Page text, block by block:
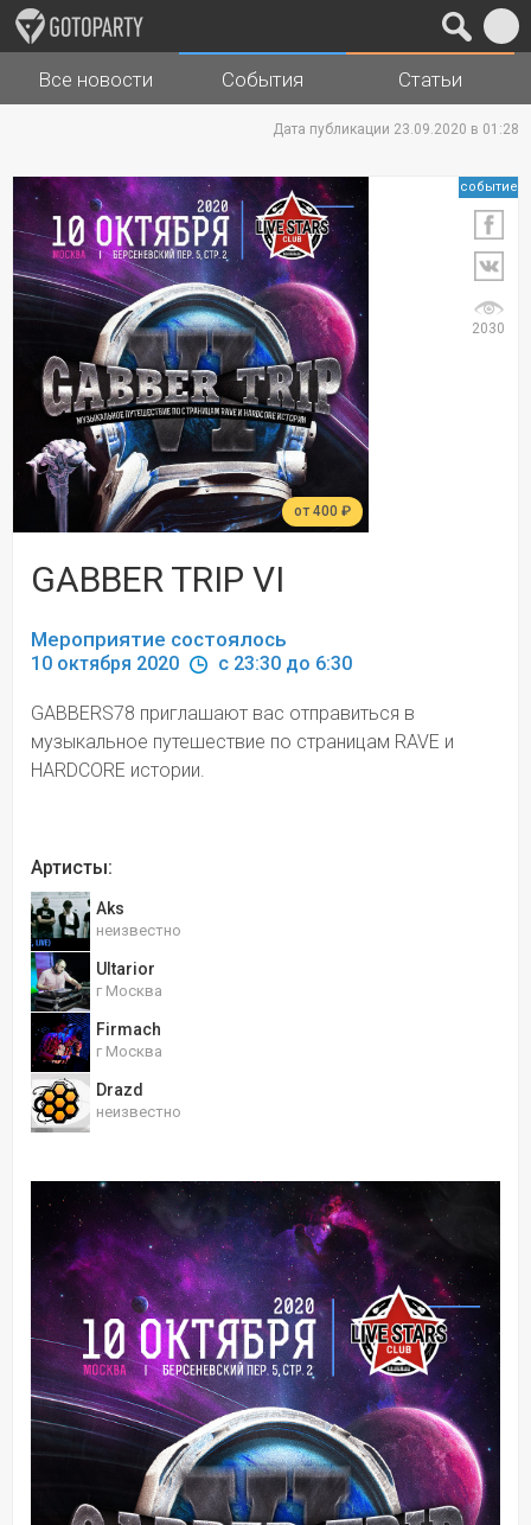
Города Музыка
Все новости События Статьи
Дата публикации 23.09.2020 в 01:28
от 400 ₽
событие
2030
GABBER TRIP VI
Мероприятие состоялось
10 октября 2020 c 23:30 до 6:30
GABBERS78 приглашают вас отправиться в
музыкальное путешествие по страницам RAVE и
HARDCORE истории.
Артисты:
Aks
неизвестно
Ultarior
г Москва
Firmach
г Москва
Drazd
неизвестно